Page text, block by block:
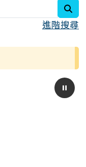
進階搜尋